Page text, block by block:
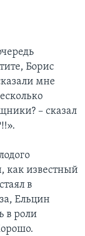
Борис
мне
– сказал
как известный
в
Ельцин
в роли